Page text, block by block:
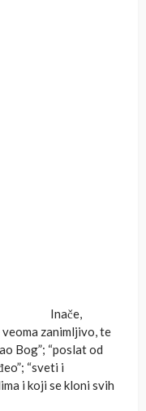
Inače,
zanimljivo, te
Bog”; “poslat od
“sveti i
i koji se kloni svih